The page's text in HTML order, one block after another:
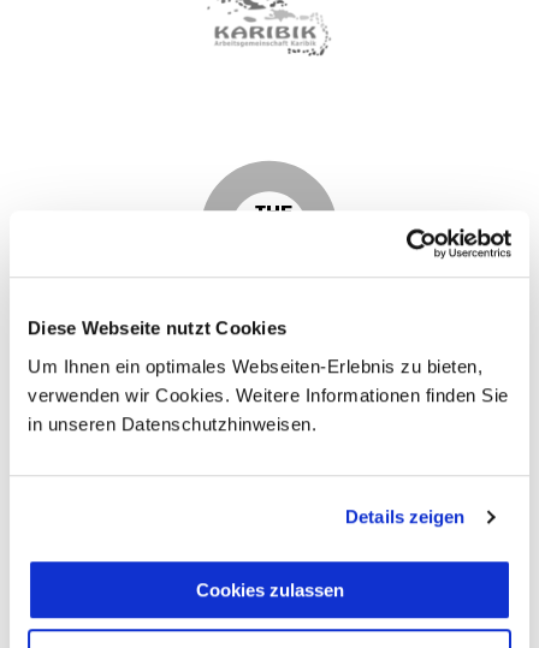
Diese Webseite nutzt Cookies
Um Ihnen ein optimales Webseiten-Erlebnis zu bieten,
verwenden wir Cookies. Weitere Informationen finden Sie
in unseren Datenschutzhinweisen.
Details zeigen
Cookies zulassen